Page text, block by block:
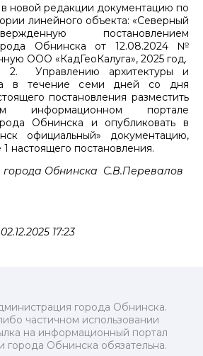
редакции документацию по
линейного объекта: «Северный
постановлением
Обнинска от 12.08.2024 №
ООО «КадГеоКалуга», 2025 год.
архитектуры и
в течение семи дней со дня
постановления разместить
информационном портале
Обнинска и опубликовать в
официальный» документацию,
настоящего постановления.
города Обнинска С.В.Перевалов
17:23
города Обнинска.
частичном использовании
на информационный портал
города Обнинска обязательна.